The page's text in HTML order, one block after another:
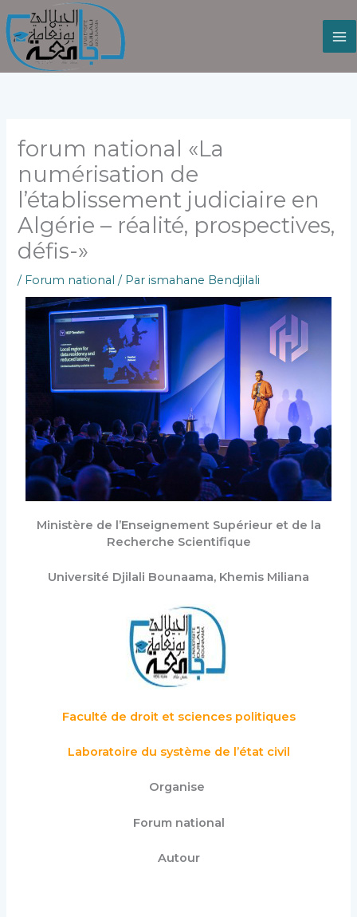
au
contenu
forum national «La
numérisation de
l’établissement judiciaire en
Algérie – réalité, prospectives,
défis-»
/ Forum national / Parismahane Bendjilali
Ministère de l’Enseignement Supérieur et de la
Recherche Scientifique
Université Djilali Bounaama, Khemis Miliana
Faculté de droit et sciences politiques
Laboratoire du système de l’état civil
Organise
Forum national
Autour